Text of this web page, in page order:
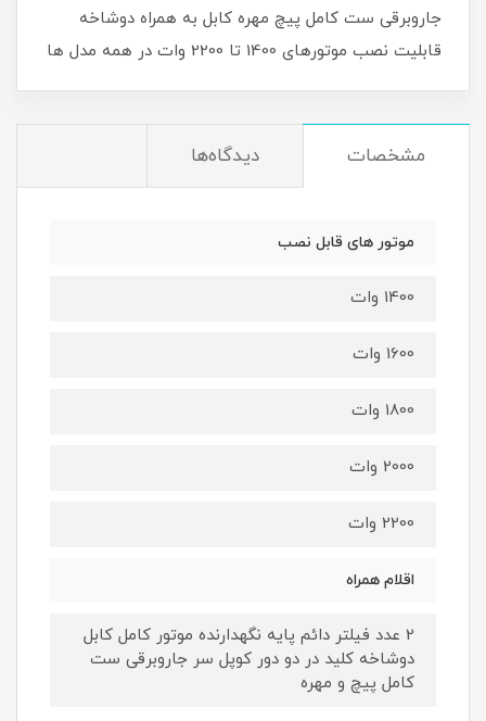
جاروبرقی ست کامل پیچ مهره کابل به همراه دوشاخه
قابلیت نصب موتورهای 1400 تا 2200 وات در همه مدل ها
مشخصات دیدگاه‌ها
موتور های قابل نصب
1400 وات
1600 وات
1800 وات
2000 وات
2200 وات
اقلام همراه
2 عدد فیلتر دائم پایه نگهدارنده موتور کامل کابل
دوشاخه کلید در دو دور کوپل سر جاروبرقی ست
کامل پیچ و مهره